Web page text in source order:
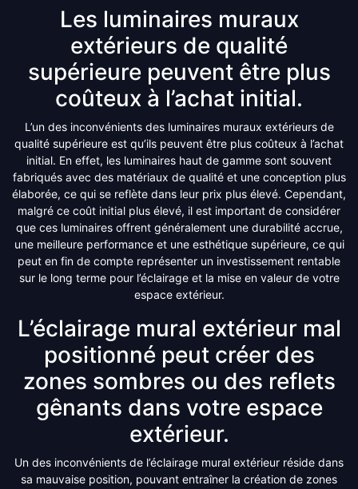
Les luminaires muraux
extérieurs de qualité
supérieure peuvent être plus
coûteux à l’achat initial.
L’un des inconvénients des luminaires muraux extérieurs de
qualité supérieure est qu’ils peuvent être plus coûteux à l’achat
initial. En effet, les luminaires haut de gamme sont souvent
fabriqués avec des matériaux de qualité et une conception plus
élaborée, ce qui se reflète dans leur prix plus élevé. Cependant,
malgré ce coût initial plus élevé, il est important de considérer
que ces luminaires offrent généralement une durabilité accrue,
une meilleure performance et une esthétique supérieure, ce qui
peut en fin de compte représenter un investissement rentable
sur le long terme pour l’éclairage et la mise en valeur de votre
espace extérieur.
L’éclairage mural extérieur mal
positionné peut créer des
zones sombres ou des reflets
gênants dans votre espace
extérieur.
Un des inconvénients de l’éclairage mural extérieur réside dans
sa mauvaise position, pouvant entraîner la création de zones